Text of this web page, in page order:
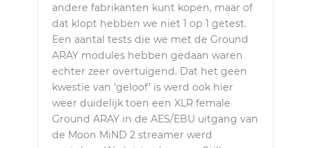
andere fabrikanten kunt kopen, maar of
dat klopt hebben we niet 1 op 1 getest.
Een aantal tests die we met de Ground
ARAY modules hebben gedaan waren
echter zeer overtuigend. Dat het geen
kwestie van ‘geloof’ is werd ook hier
weer duidelijk toen een XLR female
Ground ARAY in de AES/EBU uitgang van
de Moon MiND 2 streamer werd